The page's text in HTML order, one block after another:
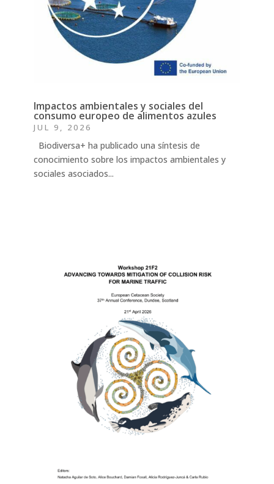
Impactos ambientales y sociales del
consumo europeo de alimentos azules
JUL 9, 2026
Biodiversa+ ha publicado una síntesis de
conocimiento sobre los impactos ambientales y
sociales asociados...